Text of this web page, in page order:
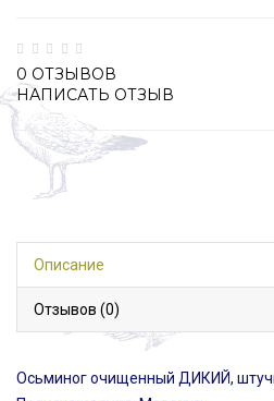
0 ОТЗЫВОВ
НАПИСАТЬ ОТЗЫВ
Описание
Отзывов (0)
Осьминог очищенный ДИКИЙ,